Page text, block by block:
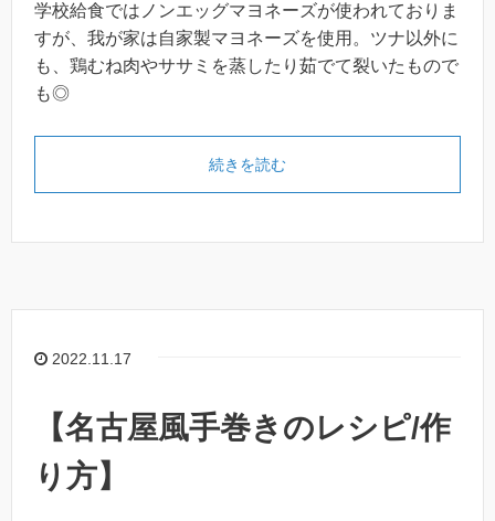
学校給食ではノンエッグマヨネーズが使われておりま
すが、我が家は自家製マヨネーズを使用。ツナ以外に
も、鶏むね肉やササミを蒸したり茹でて裂いたもので
も◎
続きを読む
2022.11.17
【名古屋風手巻きのレシピ/作
り方】